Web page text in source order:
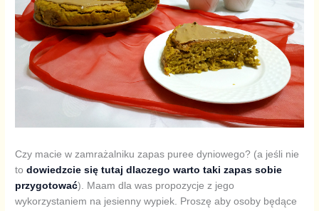
Czy macie w zamrażalniku zapas puree dyniowego? (a jeśli nie
todowiedzcie się tutaj dlaczego warto taki zapas sobie
przygotować). Maam dla was propozycje z jego
wykorzystaniem na jesienny wypiek. Proszę aby osoby będące